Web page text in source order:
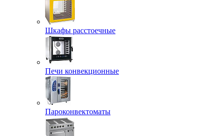
Шкафы расстоечные
Печи конвекционные
Пароконвектоматы